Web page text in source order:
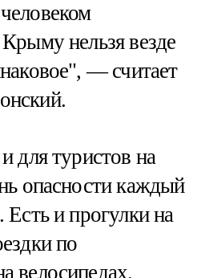
нельзя везде
— считает
для туристов на
опасности каждый
Есть и прогулки на
по
велосипедах.